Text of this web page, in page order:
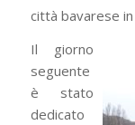
città bavarese
Il giorno
seguente
è stato
dedicato